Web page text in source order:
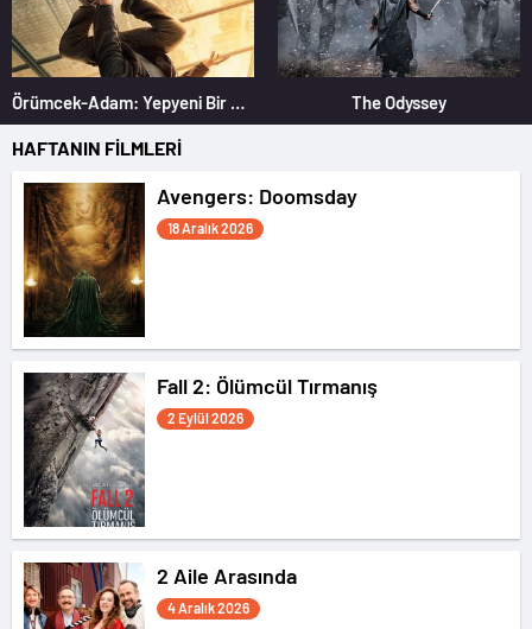
Örümcek-Adam: Yepyeni Bir Gün The Odyssey
HAFTANIN FİLMLERİ
Avengers: Doomsday
18 Aralık 2026
Fall 2: Ölümcül Tırmanış
2 Eylül 2026
2 Aile Arasında
4 Aralık 2026